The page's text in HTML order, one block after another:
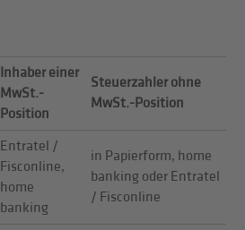
Inhaber einer
MwSt.-
Position
Steuerzahler ohne
MwSt.-Position
Entratel /
Fisconline,
home
banking
in Papierform, home
banking oder Entratel
/ Fisconline